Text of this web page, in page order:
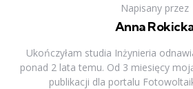
Napisany przez
Anna
Ukończyłam studia Inżynieria
ponad 2 lata temu. Od 3 miesięcy
publikacji dla portalu